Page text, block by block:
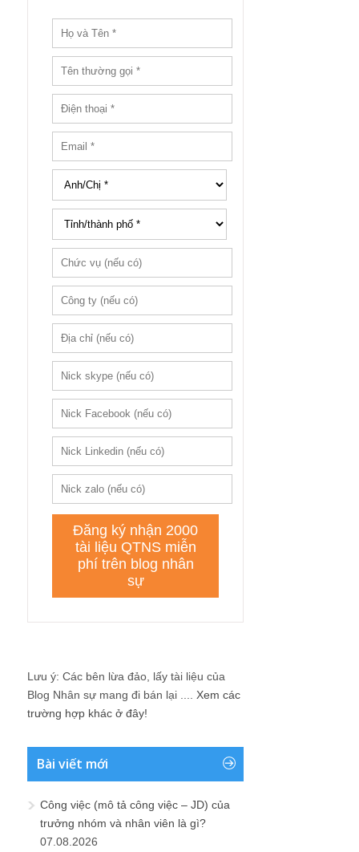
Lưu ý: Các bên lừa đảo, lấy tài liệu của
Blog Nhân sự mang đi bán lại .... Xem các
trường hợp khác ở đây!
Bài viết mới
Công việc (mô tả công việc – JD) của
trưởng nhóm và nhân viên là gì?
07.08.2026